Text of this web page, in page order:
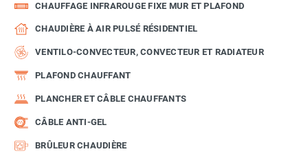
CHAUFFAGE INFRAROUGE FIXE MUR ET PLAFOND
CHAUDIÈRE À AIR PULSÉ RÉSIDENTIEL
VENTILO-CONVECTEUR, CONVECTEUR ET RADIATEUR
PLAFOND CHAUFFANT
PLANCHER ET CÂBLE CHAUFFANTS
CÂBLE ANTI-GEL
BRÛLEUR CHAUDIÈRE